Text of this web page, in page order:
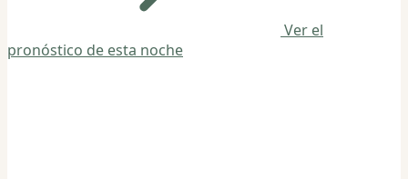
Ver el
pronóstico de esta noche